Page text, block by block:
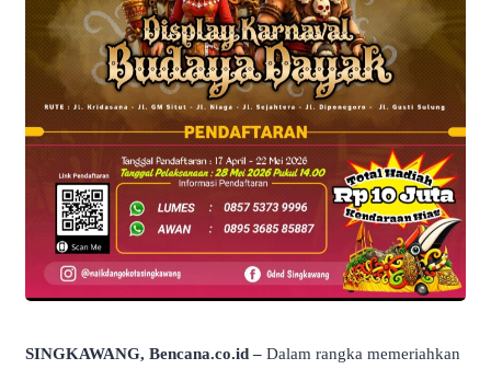
SINGKAWANG, Bencana.co.id – Dalam rangka memeriahkan